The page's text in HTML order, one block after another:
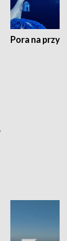
Pora na